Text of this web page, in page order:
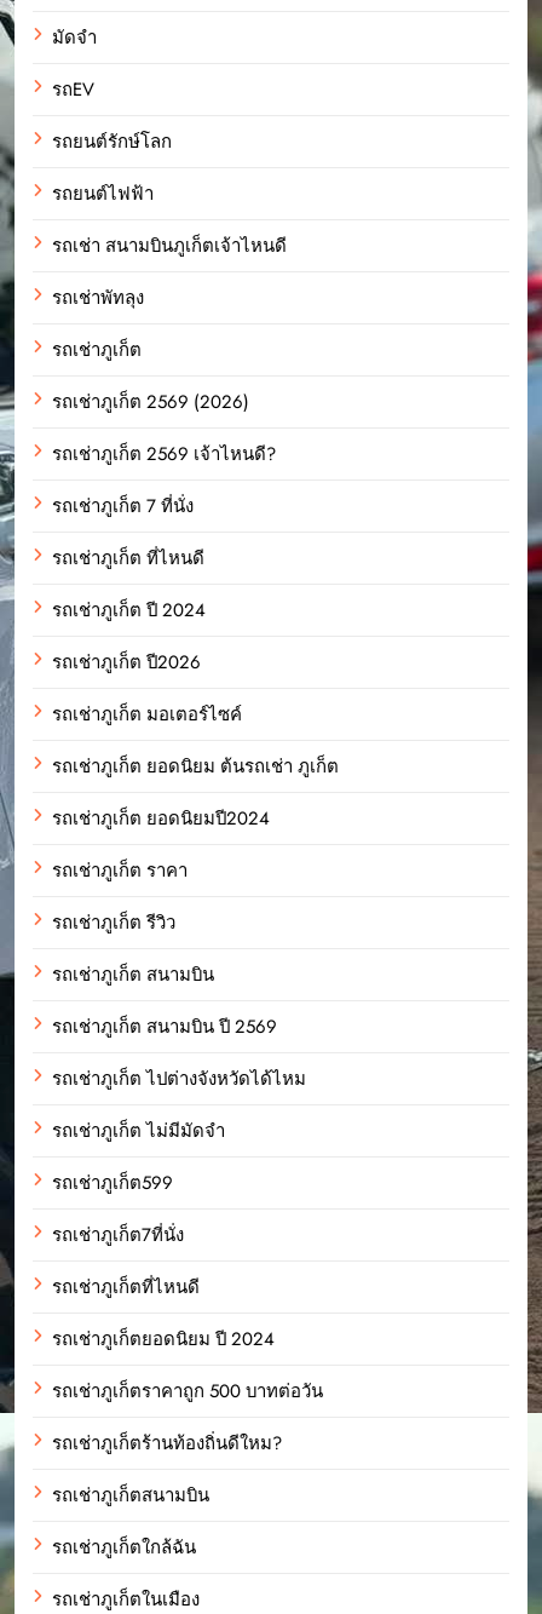
มัดจำ
รถEV
รถยนต์รักษ์โลก
รถยนต์ไฟฟ้า
รถเช่า สนามบินภูเก็ตเจ้าไหนดี
รถเช่าพัทลุง
รถเช่าภูเก็ต
รถเช่าภูเก็ต 2569 (2026)
รถเช่าภูเก็ต 2569 เจ้าไหนดี?
รถเช่าภูเก็ต 7 ที่นั่ง
รถเช่าภูเก็ต ที่ไหนดี
รถเช่าภูเก็ต ปี 2024
รถเช่าภูเก็ต ปี2026
รถเช่าภูเก็ต มอเตอร์ไซค์
รถเช่าภูเก็ต ยอดนิยม ต้นรถเช่า ภูเก็ต
รถเช่าภูเก็ต ยอดนิยมปี2024
รถเช่าภูเก็ต ราคา
รถเช่าภูเก็ต รีวิว
รถเช่าภูเก็ต สนามบิน
รถเช่าภูเก็ต สนามบิน ปี 2569
รถเช่าภูเก็ต ไปต่างจังหวัดได้ไหม
รถเช่าภูเก็ต ไม่มีมัดจำ
รถเช่าภูเก็ต599
รถเช่าภูเก็ต7ที่นั่ง
รถเช่าภูเก็ตที่ไหนดี
รถเช่าภูเก็ตยอดนิยม ปี 2024
รถเช่าภูเก็ตราคาถูก 500 บาทต่อวัน
รถเช่าภูเก็ตร้านท้องถิ่นดีใหม?
รถเช่าภูเก็ตสนามบิน
รถเช่าภูเก็ตใกล้ฉัน
รถเช่าภูเก็ตในเมือง